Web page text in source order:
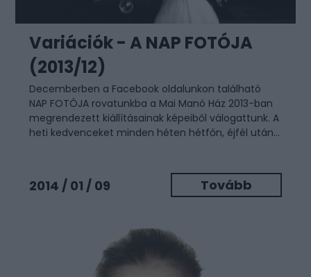
Variációk - A NAP FOTÓJA
(2013/12)
Decemberben a Facebook oldalunkon található
NAP FOTÓJA rovatunkba a Mai Manó Ház 2013-ban
megrendezett kiállításainak képeiből válogattunk. A
heti kedvenceket minden héten hétfőn, éjfél után...
2014 / 01 / 09 Tovább